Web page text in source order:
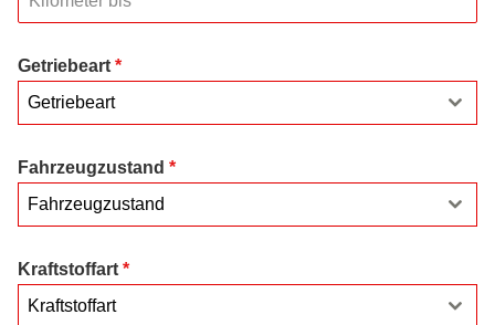
Getriebeart *
Getriebeart
Fahrzeugzustand *
Fahrzeugzustand
Kraftstoffart *
Kraftstoffart